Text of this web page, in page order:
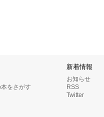
をさがす
新着情報
お知らせ
RSS
Twitter